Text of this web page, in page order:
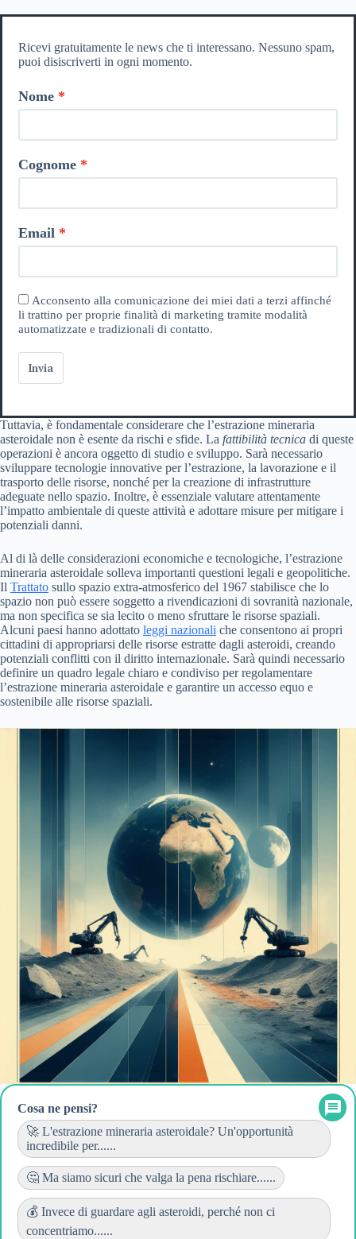
Ricevi gratuitamente le news che ti interessano. Nessuno spam,
puoi disiscriverti in ogni momento.
Nome
Cognome
Email
Acconsento alla comunicazione dei miei dati a terzi affinché
li trattino per proprie finalità di marketing tramite modalità
automatizzate e tradizionali di contatto.
Invia
Tuttavia, è fondamentale considerare che l’estrazione mineraria
asteroidale non è esente da rischi e sfide. La fattibilità tecnica di queste
operazioni è ancora oggetto di studio e sviluppo. Sarà necessario
sviluppare tecnologie innovative per l’estrazione, la lavorazione e il
trasporto delle risorse, nonché per la creazione di infrastrutture
adeguate nello spazio. Inoltre, è essenziale valutare attentamente
l’impatto ambientale di queste attività e adottare misure per mitigare i
potenziali danni.
Al di là delle considerazioni economiche e tecnologiche, l’estrazione
mineraria asteroidale solleva importanti questioni legali e geopolitiche.
Il Trattato sullo spazio extra-atmosferico del 1967 stabilisce che lo
spazio non può essere soggetto a rivendicazioni di sovranità nazionale,
ma non specifica se sia lecito o meno sfruttare le risorse spaziali.
Alcuni paesi hanno adottato leggi nazionali che consentono ai propri
cittadini di appropriarsi delle risorse estratte dagli asteroidi, creando
potenziali conflitti con il diritto internazionale. Sarà quindi necessario
definire un quadro legale chiaro e condiviso per regolamentare
l’estrazione mineraria asteroidale e garantire un accesso equo e
sostenibile alle risorse spaziali.
Cosa ne pensi?
🚀 L'estrazione mineraria asteroidale? Un'opportunità
incredibile per......
🤔 Ma siamo sicuri che valga la pena rischiare......
💰 Invece di guardare agli asteroidi, perché non ci
concentriamo......